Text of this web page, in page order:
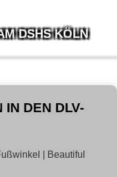
DSHS KÖLN
IN DEN DLV-
| Beautiful